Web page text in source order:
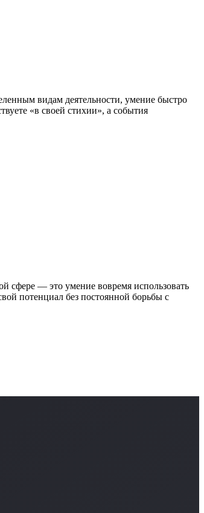
видам деятельности, умение быстро
«в своей стихии», а события
сфере — это умение вовремя использовать
потенциал без постоянной борьбы с